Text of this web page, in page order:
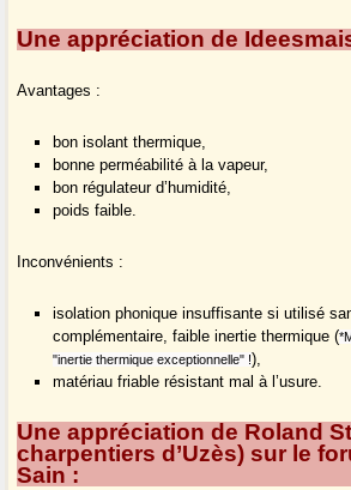
Une appréciation de
Avantages :
bon isolant thermique,
bonne perméabilité à la vapeur,
bon régulateur d’humidité,
poids faible.
Inconvénients :
isolation phonique insuffisante si utilisé
complémentaire, faible inertie thermique (
"inertie thermique exceptionnelle" !),
matériau friable résistant mal à l’usure.
Une appréciation de Roland
charpentiers d’Uzès) sur le
Sain :